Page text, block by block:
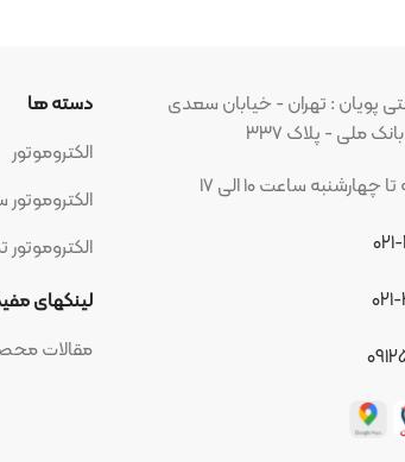
- خیابان سعدی
الی ۱۷
دسته ها
الکتروموتور سه فاز
الکتروموتور تک فاز
لینکهای مفید
مقالات محصولات صنعتی